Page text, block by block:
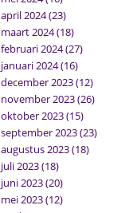
april 2024(23)
maart 2024(18)
februari 2024(27)
januari 2024(16)
december 2023(12)
november 2023(26)
oktober 2023(15)
september 2023(23)
augustus 2023(18)
juli 2023(18)
juni 2023(20)
mei 2023(12)